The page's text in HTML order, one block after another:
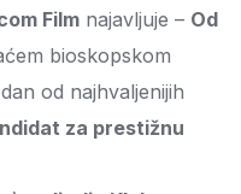
Film najavljuje – Od
bioskopskom
od najhvaljenijih
za prestižnu